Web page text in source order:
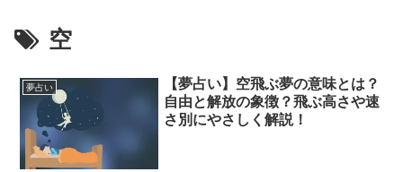
空
夢占い
【夢占い】空飛ぶ夢の意味とは？
自由と解放の象徴？飛ぶ高さや速
さ別にやさしく解説！